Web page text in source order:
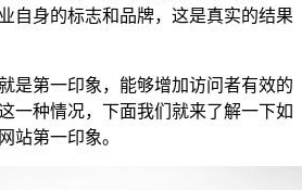
自身的标志和品牌，这是真实的结果
是第一印象，能够增加访问者有效的
一种情况，下面我们就来了解一下如
站第一印象。